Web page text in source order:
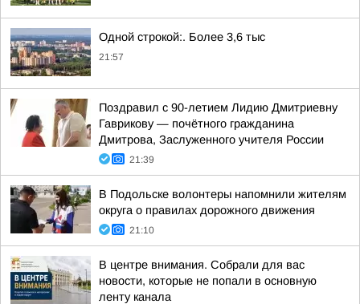
Одной строкой:. Более 3,6 тыс
21:57
Поздравил с 90-летием Лидию Дмитриевну
Гаврикову — почётного гражданина
Дмитрова, Заслуженного учителя России
21:39
В Подольске волонтеры напомнили жителям
округа о правилах дорожного движения
21:10
В центре внимания. Собрали для вас
новости, которые не попали в основную
ленту канала